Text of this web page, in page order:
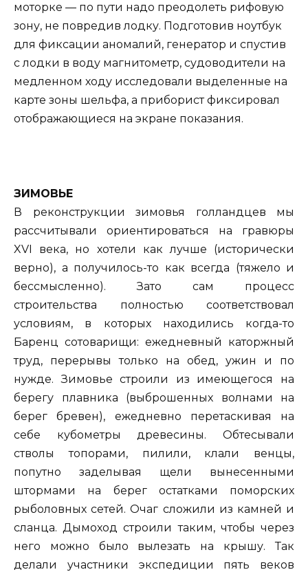
моторке — по пути надо преодолеть рифовую
зону, не повредив лодку. Подготовив ноутбук
для фиксации аномалий, генератор и спустив
с лодки в воду магнитометр, судоводители на
медленном ходу исследовали выделенные на
карте зоны шельфа, а приборист фиксировал
отображающиеся на экране показания.
ЗИМОВЬЕ
В реконструкции зимовья голландцев мы
рассчитывали ориентироваться на гравюры
XVI века, но хотели как лучше (исторически
верно), а получилось-то как всегда (тяжело и
бессмысленно). Зато сам процесс
строительства полностью соответствовал
условиям, в которых находились когда-то
Баренц сотоварищи: ежедневный каторжный
труд, перерывы только на обед, ужин и по
нужде. Зимовье строили из имеющегося на
берегу плавника (выброшенных волнами на
берег бревен), ежедневно перетаскивая на
себе кубометры древесины. Обтесывали
стволы топорами, пилили, клали венцы,
попутно заделывая щели вынесенными
штормами на берег остатками поморских
рыболовных сетей. Очаг сложили из камней и
сланца. Дымоход строили таким, чтобы через
него можно было вылезать на крышу. Так
делали участники экспедиции пять веков